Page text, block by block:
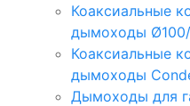
Коаксиальные
дымоходы
Коаксиальные
дымоходы
Дымоходы для